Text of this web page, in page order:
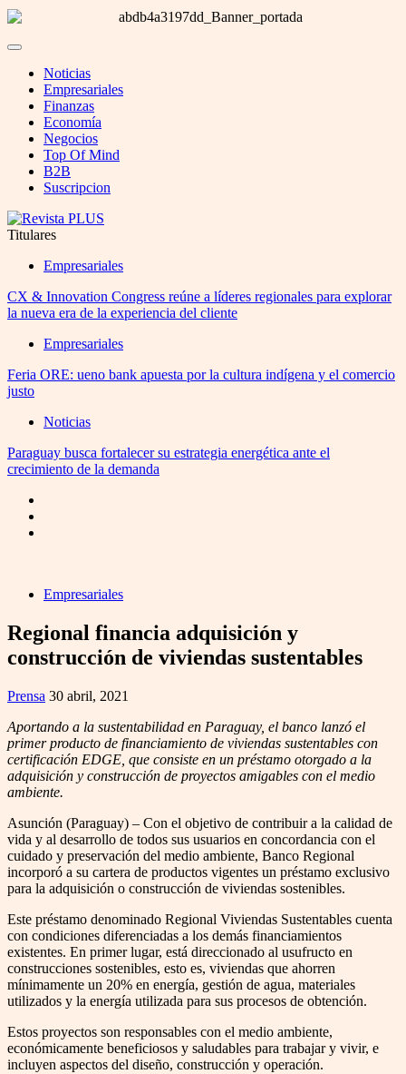
Noticias
Empresariales
Finanzas
Economía
Negocios
Top Of Mind
B2B
Suscripcion
Titulares
Empresariales
CX & Innovation Congress reúne a líderes regionales para explorar
la nueva era de la experiencia del cliente
Empresariales
Feria ORE: ueno bank apuesta por la cultura indígena y el comercio
justo
Noticias
Paraguay busca fortalecer su estrategia energética ante el
crecimiento de la demanda
Empresariales
Regional financia adquisición y
construcción de viviendas sustentables
Prensa 30 abril, 2021
Aportando a la sustentabilidad en Paraguay, el banco lanzó el
primer producto de financiamiento de viviendas sustentables con
certificación EDGE, que consiste en un préstamo otorgado a la
adquisición y construcción de proyectos amigables con el medio
ambiente.
Asunción (Paraguay) – Con el objetivo de contribuir a la calidad de
vida y al desarrollo de todos sus usuarios en concordancia con el
cuidado y preservación del medio ambiente, Banco Regional
incorporó a su cartera de productos vigentes un préstamo exclusivo
para la adquisición o construcción de viviendas sostenibles.
Este préstamo denominado Regional Viviendas Sustentables cuenta
con condiciones diferenciadas a los demás financiamientos
existentes. En primer lugar, está direccionado al usufructo en
construcciones sostenibles, esto es, viviendas que ahorren
mínimamente un 20% en energía, gestión de agua, materiales
utilizados y la energía utilizada para sus procesos de obtención.
Estos proyectos son responsables con el medio ambiente,
económicamente beneficiosos y saludables para trabajar y vivir, e
incluyen aspectos del diseño, construcción y operación.